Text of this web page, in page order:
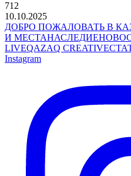
712
10.10.2025
ДОБРО ПОЖАЛОВАТЬ В
И МЕСТАНАСЛЕДИЕ
LIVEQAZAQ CREATIVE
Instagram